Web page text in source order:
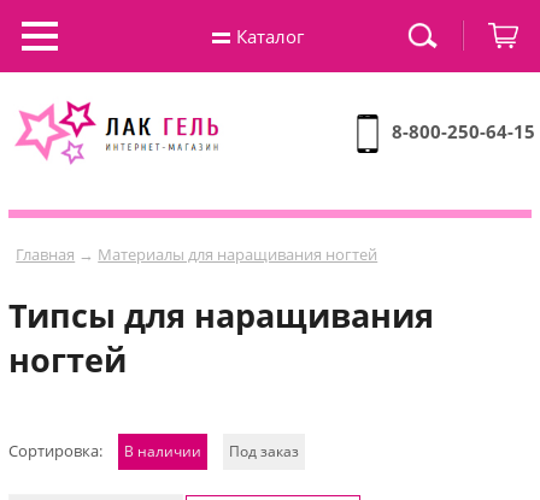
8-800-250-64-15
Главная → Материалы для наращивания ногтей
Типсы для наращивания
ногтей
Сортировка: В наличии Под заказ
Каталог